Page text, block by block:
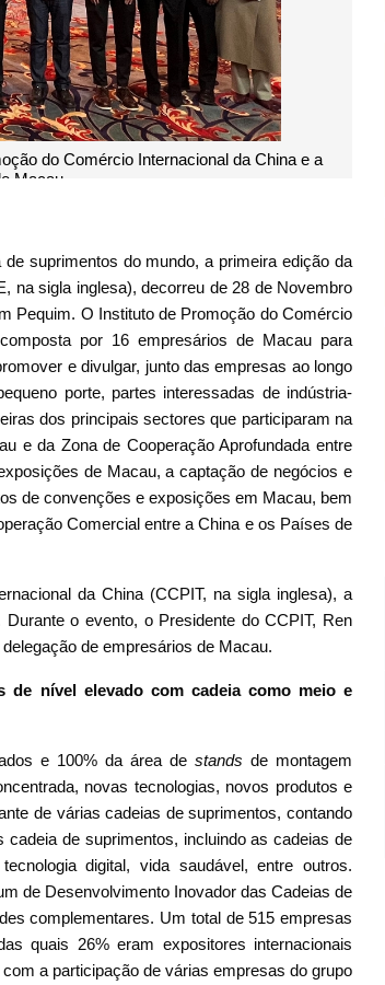
do Comércio Internacional da China e a
Macau
suprimentos do mundo, a primeira edição da
na sigla inglesa), decorreu de 28 de Novembro
Pequim. O Instituto de Promoção do Comércio
por 16 empresários de Macau para
e divulgar, junto das empresas ao longo
porte, partes interessadas de indústria-
dos principais sectores que participaram na
e da Zona de Cooperação Aprofundada entre
de Macau, a captação de negócios e
de convenções e exposições em Macau, bem
Comercial entre a China e os Países de
da China (CCPIT, na sigla inglesa), a
o evento, o Presidente do CCPIT, Ren
de empresários de Macau.
de nível elevado comcadeia como meioe
e 100% da área de stands de montagem
novas tecnologias, novos produtos e
de várias cadeias de suprimentos, contando
de suprimentos, incluindo as cadeias de
digital, vida saudável, entre outros.
de Desenvolvimento Inovador das Cadeias de
complementares. Um total de 515 empresas
quais 26% eram expositores internacionais
a participação de várias empresas do grupo